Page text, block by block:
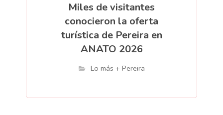
Miles de visitantes
conocieron la oferta
turística de Pereira en
ANATO 2026
Lo más + Pereira